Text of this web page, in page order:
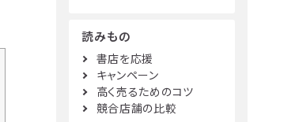
読みもの
書店を応援
キャンペーン
高く売るためのコツ
競合店舗の比較